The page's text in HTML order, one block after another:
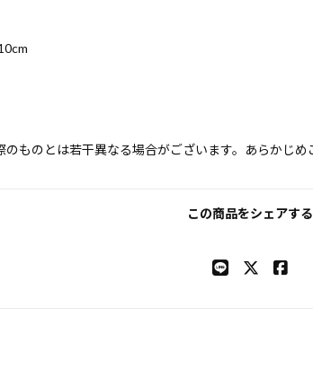
ものとは若干異なる場合がございます。あらかじめ
この商品をシェアする